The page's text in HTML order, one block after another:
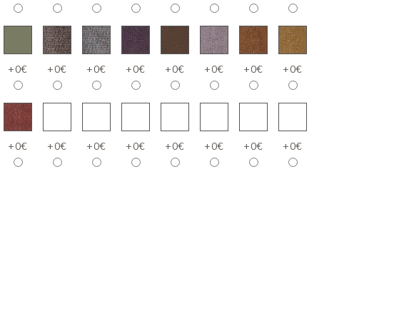
+0€ +0€ +0€ +0€ +0€ +0€ +0€ +0€
+0€ +0€ +0€ +0€ +0€ +0€ +0€ +0€